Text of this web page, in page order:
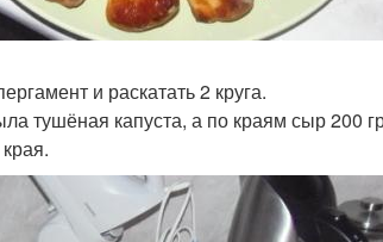
и раскатать 2 круга.
тушёная капуста, а по краям сыр 200